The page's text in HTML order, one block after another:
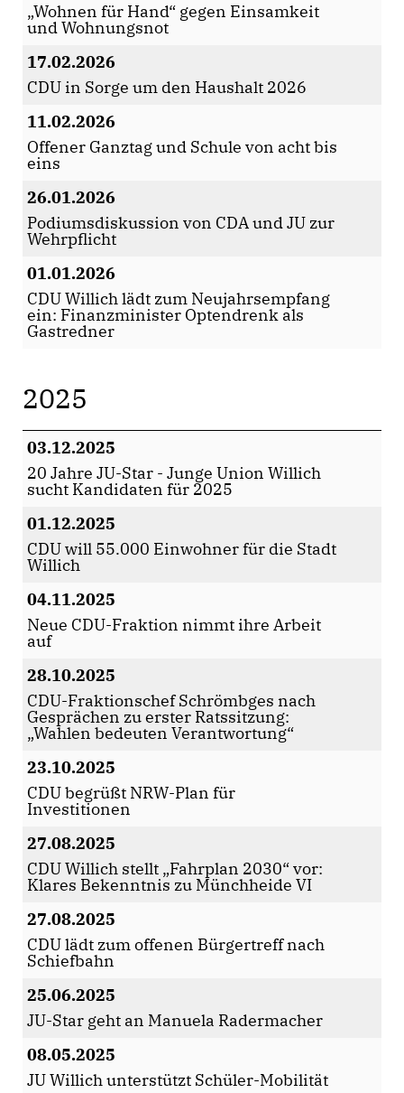
Wohnen für Hand“ gegen Einsamkeit
und Wohnungsnot
17.02.2026
CDU in Sorge um den Haushalt 2026
11.02.2026
Offener Ganztag und Schule von acht bis
eins
26.01.2026
Podiumsdiskussion von CDA und JU zur
Wehrpflicht
01.01.2026
CDU Willich lädt zum Neujahrsempfang
ein: Finanzminister Optendrenk als
Gastredner
2025
03.12.2025
20 Jahre JU-Star - Junge Union Willich
sucht Kandidaten für 2025
01.12.2025
CDU will 55.000 Einwohner für die Stadt
Willich
04.11.2025
Neue CDU-Fraktion nimmt ihre Arbeit
auf
28.10.2025
CDU-Fraktionschef Schrömbges nach
Gesprächen zu erster Ratssitzung:
Wahlen bedeuten Verantwortung“
23.10.2025
CDU begrüßt NRW-Plan für
Investitionen
27.08.2025
CDU Willich stellt „Fahrplan 2030“ vor:
Klares Bekenntnis zu Münchheide VI
27.08.2025
CDU lädt zum offenen Bürgertreff nach
Schiefbahn
25.06.2025
JU-Star geht an Manuela Radermacher
08.05.2025
JU Willich unterstützt Schüler-Mobilität